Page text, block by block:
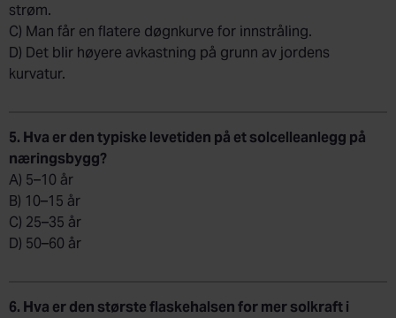
strøm.
C) Man får en flatere døgnkurve for innstråling.
D) Det blir høyere avkastning på grunn av jordens
kurvatur.
5. Hva er den typiske levetiden på et solcelleanlegg på
næringsbygg?
A) 5–10 år
B) 10–15 år
C) 25–35 år
D) 50–60 år
6. Hva er den største flaskehalsen for mer solkraft i